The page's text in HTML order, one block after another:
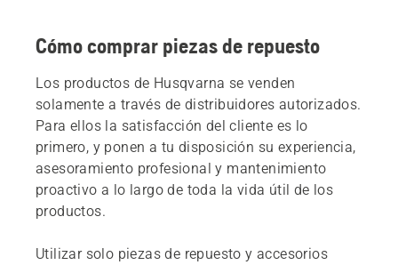
Cómo comprar piezas de repuesto
Los productos de Husqvarna se venden
solamente a través de distribuidores autorizados.
Para ellos la satisfacción del cliente es lo
primero, y ponen a tu disposición su experiencia,
asesoramiento profesional y mantenimiento
proactivo a lo largo de toda la vida útil de los
productos.
Utilizar solo piezas de repuesto y accesorios